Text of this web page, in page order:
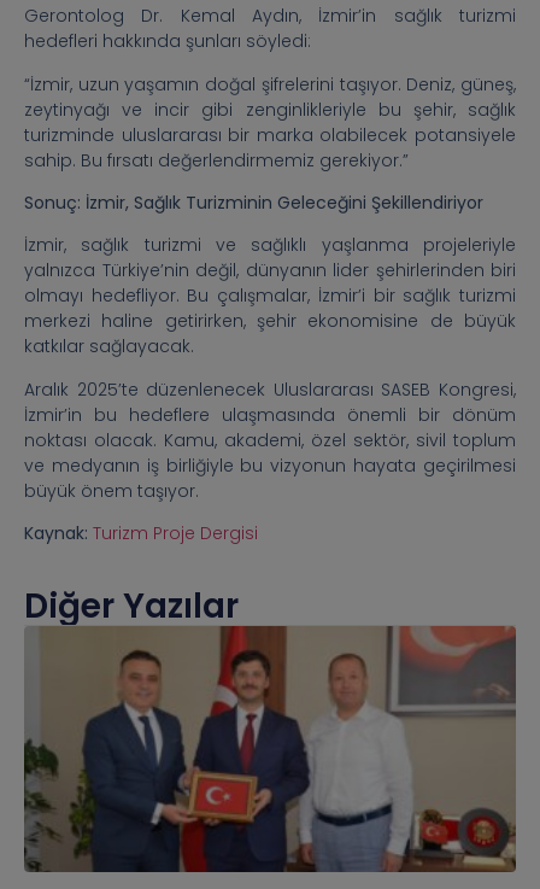
Gerontolog Dr. Kemal Aydın, İzmir’in sağlık turizmi
hedefleri hakkında şunları söyledi:
“İzmir, uzun yaşamın doğal şifrelerini taşıyor. Deniz, güneş,
zeytinyağı ve incir gibi zenginlikleriyle bu şehir, sağlık
turizminde uluslararası bir marka olabilecek potansiyele
sahip. Bu fırsatı değerlendirmemiz gerekiyor.”
Sonuç: İzmir, Sağlık Turizminin Geleceğini Şekillendiriyor
İzmir, sağlık turizmi ve sağlıklı yaşlanma projeleriyle
yalnızca Türkiye’nin değil, dünyanın lider şehirlerinden biri
olmayı hedefliyor. Bu çalışmalar, İzmir’i bir sağlık turizmi
merkezi haline getirirken, şehir ekonomisine de büyük
katkılar sağlayacak.
Aralık 2025’te düzenlenecek Uluslararası SASEB Kongresi,
İzmir’in bu hedeflere ulaşmasında önemli bir dönüm
noktası olacak. Kamu, akademi, özel sektör, sivil toplum
ve medyanın iş birliğiyle bu vizyonun hayata geçirilmesi
büyük önem taşıyor.
Kaynak: Turizm Proje Dergisi
Diğer Yazılar